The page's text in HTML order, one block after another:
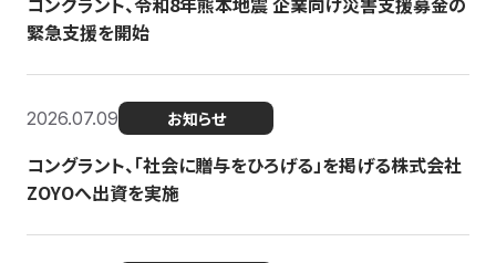
緊急支援を開始
2026.07.09 お知らせ
コングラント、「社会に贈与をひろげる」を掲げる株式会社
ZOYOへ出資を実施